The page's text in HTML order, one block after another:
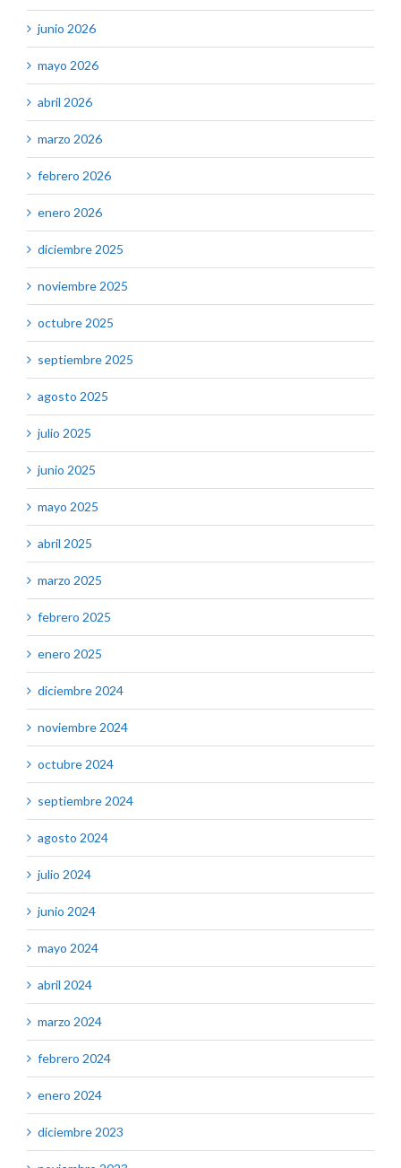
junio 2026
mayo 2026
abril 2026
marzo 2026
febrero 2026
enero 2026
diciembre 2025
noviembre 2025
octubre 2025
septiembre 2025
agosto 2025
julio 2025
junio 2025
mayo 2025
abril 2025
marzo 2025
febrero 2025
enero 2025
diciembre 2024
noviembre 2024
octubre 2024
septiembre 2024
agosto 2024
julio 2024
junio 2024
mayo 2024
abril 2024
marzo 2024
febrero 2024
enero 2024
diciembre 2023